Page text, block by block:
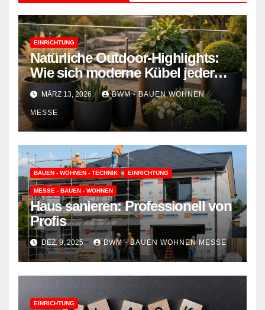
EINRICHTUNG
Natürliche Outdoor-Highlights:
Wie sich moderne Kübel jeder
Witterung stellen
MÄRZ 13, 2026 BWM - BAUEN WOHNEN
MESSE
BAUEN - WOHNEN - TECHNIK EINRICHTUNG
MESSE - BAUEN - WOHNEN
Haus sanieren: Professionell von
Profis
DEZ. 9, 2025 BWM - BAUEN WOHNEN MESSE
EINRICHTUNG